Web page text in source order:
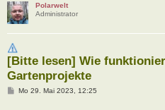
Polarwelt
Administrator
[Bitte lesen] Wie
Gartenprojekte
BMo 29. Mai 2023, 12:25